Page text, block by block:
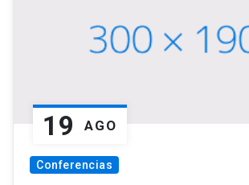
19 AGO
Conferencias